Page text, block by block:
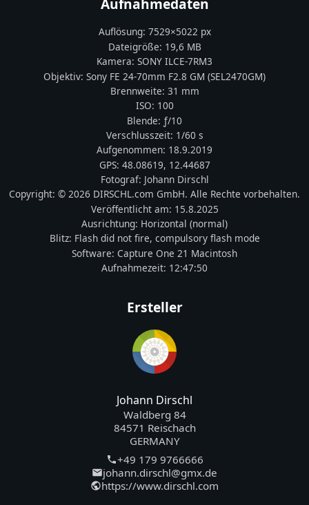
Auflösung: 7529×5022 px
Dateigröße: 19,6 MB
Kamera: SONY ILCE-7RM3
Objektiv: Sony FE 24-70mm F2.8 GM (SEL2470GM)
Brennweite: 31 mm
ISO: 100
Blende: ƒ/10
Verschlusszeit: 1/60 s
Aufgenommen: 18.9.2019
GPS: 48.08619, 12.44687
Fotograf: Johann Dirschl
Copyright: © 2026 DIRSCHL.com GmbH. Alle Rechte vorbehalten.
Veröffentlicht am: 15.8.2025
Ausrichtung: Horizontal (normal)
Blitz: Flash did not fire, compulsory flash mode
Software: Capture One 21 Macintosh
Aufnahmezeit: 12:47:50
Ersteller
Johann Dirschl
Waldberg 84
84571 Reischach
GERMANY
+49 179 9766666
johann.dirschl@gmx.de
https://www.dirschl.com